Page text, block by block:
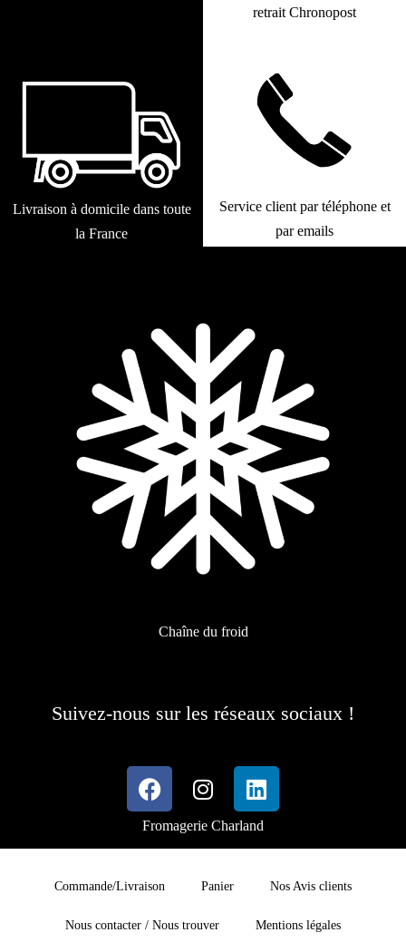
retrait Chronopost
Livraison à domicile dans toute
la France
Service client par téléphone et
par emails
Chaîne du froid
Suivez-nous sur les réseaux sociaux !
Fromagerie Charland
Commande/Livraison Panier Nos Avis clients
Nous contacter / Nous trouver Mentions légales